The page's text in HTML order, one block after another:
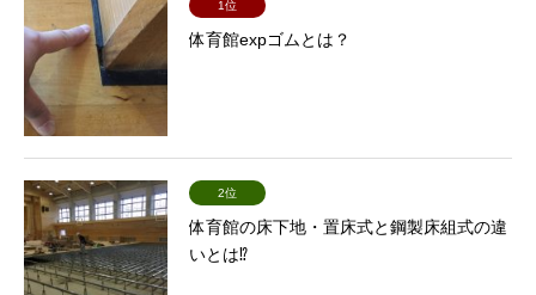
1位
体育館expゴムとは？
2位
体育館の床下地・置床式と鋼製床組式の違
いとは⁉